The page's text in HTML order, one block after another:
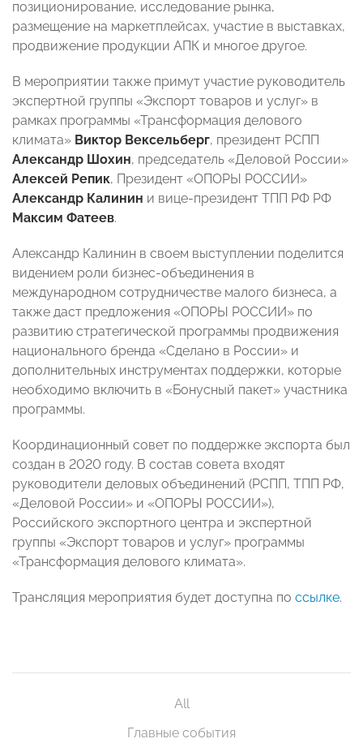
позиционирование, исследование рынка,
размещение на маркетплейсах, участие в выставках,
продвижение продукции АПК и многое другое.
В мероприятии также примут участие руководитель
экспертной группы «Экспорт товаров и услуг» в
рамках программы «Трансформация делового
климата» Виктор Вексельберг, президент РСПП
Александр Шохин, председатель «Деловой России»
Алексей Репик, Президент «ОПОРЫ РОССИИ»
Александр Калинин и вице-президент ТПП РФ РФ
Максим Фатеев.
Александр Калинин в своем выступлении поделится
видением роли бизнес-объединения в
международном сотрудничестве малого бизнеса, а
также даст предложения «ОПОРЫ РОССИИ» по
развитию стратегической программы продвижения
национального бренда «Сделано в России» и
дополнительных инструментах поддержки, которые
необходимо включить в «Бонусный пакет» участника
программы.
Координационный совет по поддержке экспорта был
создан в 2020 году. В состав совета входят
руководители деловых объединений (РСПП, ТПП РФ,
«Деловой России» и «ОПОРЫ РОССИИ»),
Российского экспортного центра и экспертной
группы «Экспорт товаров и услуг» программы
«Трансформация делового климата».
Трансляция мероприятия будет доступна по ссылке.
All
Главные события